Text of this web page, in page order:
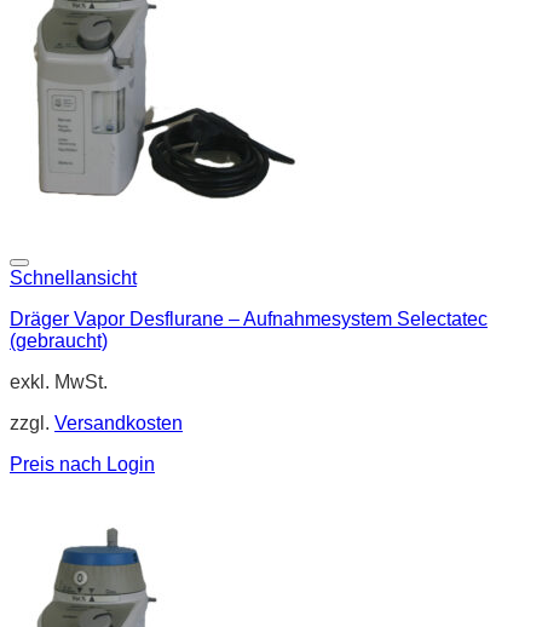
Schnellansicht
Dräger Vapor Desflurane – Aufnahmesystem Selectatec
(gebraucht)
exkl. MwSt.
zzgl. Versandkosten
Preis nach Login